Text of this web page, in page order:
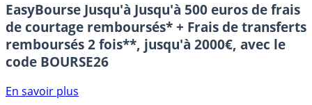
EasyBourse Jusqu'à Jusqu'à 500 euros de frais
de courtage remboursés* + Frais de transferts
remboursés 2 fois**, jusqu'à 2000€, avec le
code BOURSE26
En savoir plus